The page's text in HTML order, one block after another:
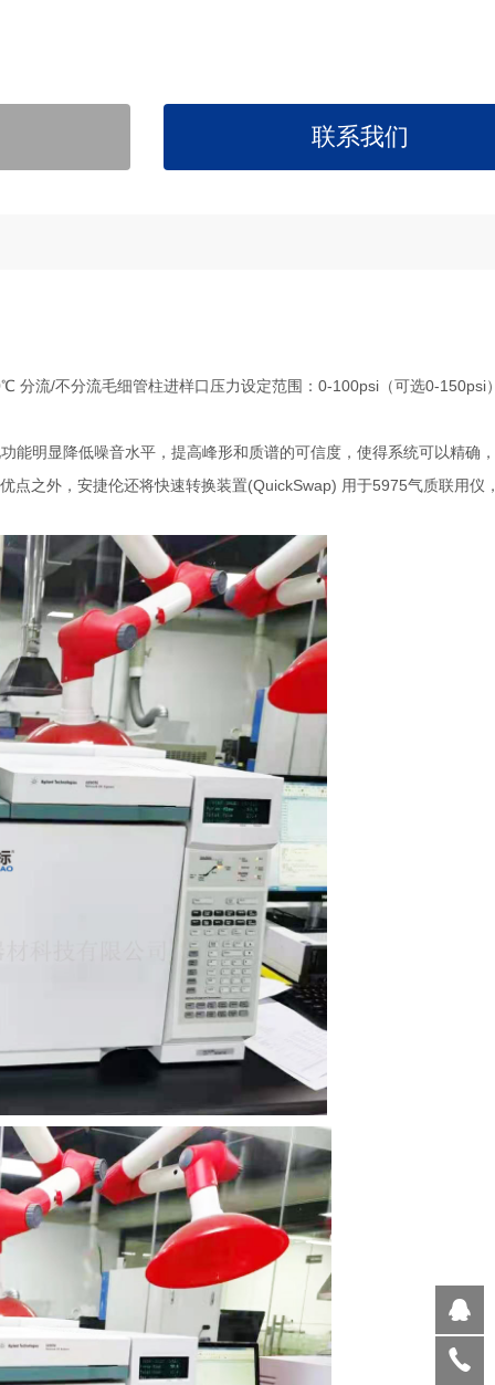
联系我们
流/不分流毛细管柱进样口压力设定范围：0-100psi（可选0-150psi
能明显降低噪音水平，提高峰形和质谱的可信度，使得系统可以精确
点之外，安捷伦还将快速转换装置(QuickSwap) 用于5975气质联用仪